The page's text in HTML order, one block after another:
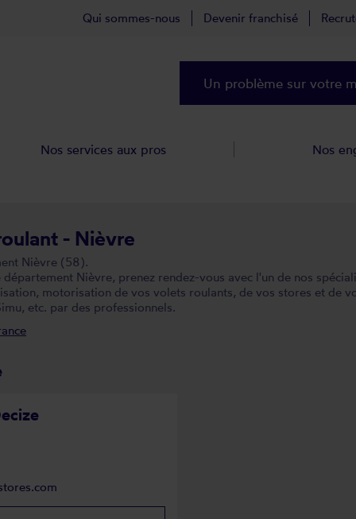
- Nièvre
Nièvre (58).
Nièvre, prenez rendez-vous avec l'un de nos
motorisation de vos volets roulants, de vos stores et de
etc. par des professionnels.
Qui sommes-nous Devenir franchisé
Un problème sur votre
Nos services aux pros Nos